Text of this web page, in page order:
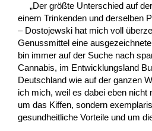
„Der größte Unterschied auf
einem Trinkenden und derselben
– Dostojewski hat mich voll
Genussmittel eine
bin immer auf der Suche nach
Cannabis, im Entwicklungsland
Deutschland wie auf der ganzen
ich mich, weil es dabei eben nicht
um das Kiffen, sondern
gesundheitliche Vorteile und um